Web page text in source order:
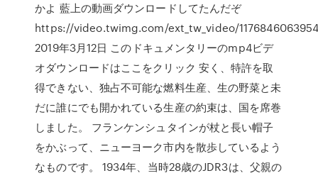
かよ 藍上の動画ダウンロードしてたんだぞ
https://video.twimg.com/ext_tw_video/
2019年3月12日 このドキュメンタリーのmp4ビデ
オダウンロードはここをクリック 安く、特許を取
得できない、独占不可能な燃料生産、生の野菜と未
だに誰にでも開かれている生産の約束は、国を席巻
しました。 フランケンシュタインが杖と長い帽子
をかぶって、ニューヨーク市内を散歩しているよう
なものです。 1934年、当時28歳のJDR3は、父親の